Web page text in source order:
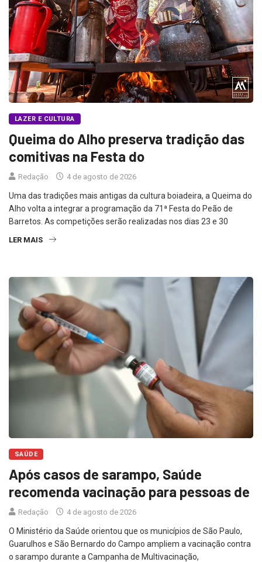
LAZER E CULTURA
Queima do Alho preserva tradição das
comitivas na Festa do
Redação 4 de agosto de 2026
Uma das tradições mais antigas da cultura boiadeira, a Queima do
Alho volta a integrar a programação da 71ª Festa do Peão de
Barretos. As competições serão realizadas nos dias 23 e 30
LER MAIS
SAÚDE
Após casos de sarampo, Saúde
recomenda vacinação para pessoas de
Redação 4 de agosto de 2026
O Ministério da Saúde orientou que os municípios de São Paulo,
Guarulhos e São Bernardo do Campo ampliem a vacinação contra
o sarampo durante a Campanha de Multivacinação,